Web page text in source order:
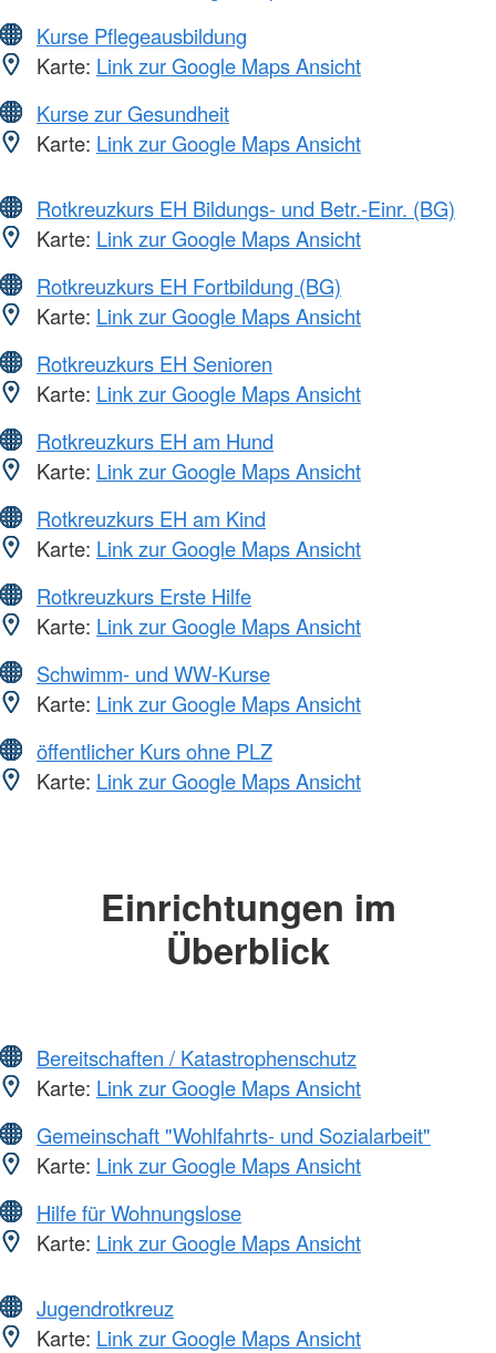
Kurse Pflegeausbildung
Karte: Link zur Google Maps Ansicht
Kurse zur Gesundheit
Karte: Link zur Google Maps Ansicht
Rotkreuzkurs EH Bildungs- und Betr.-Einr. (BG)
Karte: Link zur Google Maps Ansicht
Rotkreuzkurs EH Fortbildung (BG)
Karte: Link zur Google Maps Ansicht
Rotkreuzkurs EH Senioren
Karte: Link zur Google Maps Ansicht
Rotkreuzkurs EH am Hund
Karte: Link zur Google Maps Ansicht
Rotkreuzkurs EH am Kind
Karte: Link zur Google Maps Ansicht
Rotkreuzkurs Erste Hilfe
Karte: Link zur Google Maps Ansicht
Schwimm- und WW-Kurse
Karte: Link zur Google Maps Ansicht
öffentlicher Kurs ohne PLZ
Karte: Link zur Google Maps Ansicht
Einrichtungen im
Überblick
Bereitschaften / Katastrophenschutz
Karte: Link zur Google Maps Ansicht
Gemeinschaft "Wohlfahrts- und Sozialarbeit"
Karte: Link zur Google Maps Ansicht
Hilfe für Wohnungslose
Karte: Link zur Google Maps Ansicht
Jugendrotkreuz
Karte: Link zur Google Maps Ansicht